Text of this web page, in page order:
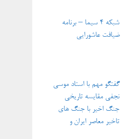
شبکه ۴ سیما – برنامه
ضیافت عاشورایی
گفتگو مهم با استاد موسی
نجفی مقایسه تاریخی
جنگ اخیر با جنگ های
تاخیر معاصر ایران و